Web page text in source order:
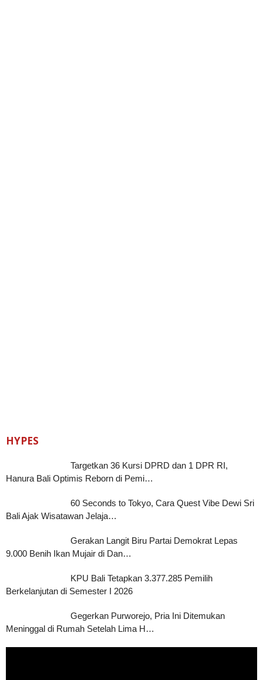
HYPES
Targetkan 36 Kursi DPRD dan 1 DPR RI,
Hanura Bali Optimis Reborn di Pemi…
60 Seconds to Tokyo, Cara Quest Vibe Dewi Sri
Bali Ajak Wisatawan Jelaja…
Gerakan Langit Biru Partai Demokrat Lepas
9.000 Benih Ikan Mujair di Dan…
KPU Bali Tetapkan 3.377.285 Pemilih
Berkelanjutan di Semester I 2026
Gegerkan Purworejo, Pria Ini Ditemukan
Meninggal di Rumah Setelah Lima H…